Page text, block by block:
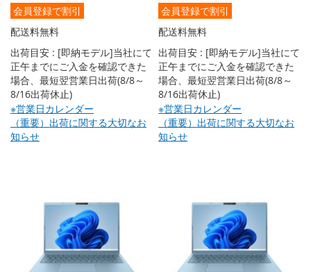
会員登録で割引
配送料無料
出荷目安 : [即納モデル]当社にて
正午までにご入金を確認できた
場合、最短翌営業日出荷(8/8～
8/16出荷休止)
※営業日カレンダー
（重要）出荷に関する大切なお
知らせ
会員登録で割引
配送料無料
出荷目安 : [即納モデル]当社にて
正午までにご入金を確認できた
場合、最短翌営業日出荷(8/8～
8/16出荷休止)
※営業日カレンダー
（重要）出荷に関する大切なお
知らせ